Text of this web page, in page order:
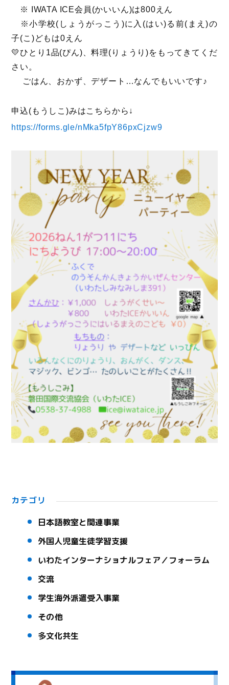
※ IWATA ICE会員(かいいん)は800えん
※小学校(しょうがっこう)に入(はい)る前(まえ)の
子(こ)どもは0えん
💛ひとり1品(ぴん)、料理(りょうり)をもってきてくだ
さい。
ごはん、おかず、デザート…なんでもいいです♪
申込(もうしこ)みはこちらから↓
https://forms.gle/nMka5fpY86pxCjzw9
カテゴリ
日本語教室と関連事業
外国人児童生徒学習支援
いわたインターナショナルフェア／フォーラム
交流
学生海外派遣受入事業
その他
多文化共生